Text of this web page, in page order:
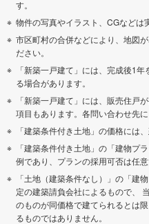
す。
物件の写真やイラスト、CGなどは
市区町村の合併などにより、地図
ださい。
「新築一戸建て」には、完成後1
る場合があります。
「新築一戸建て」には、販売住戸
項目もあります。各問い合わせ先に
「建築条件付き土地」の価格には
「建築条件付き土地」の「建物プ
例であり、プランの採用可否は任意
「土地（建築条件なし）」の「建
定の建築請負会社によるもので、
のものが同価格で建てられるとは
るものではありません。